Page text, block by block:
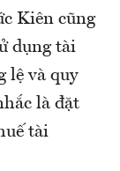
Kiên cũng
dụng tài
lệ và quy
là đặt
tài